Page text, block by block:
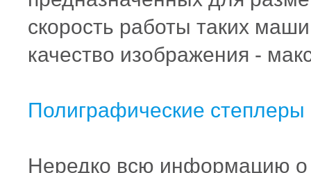
скорость работы таких
качество изображения -
Полиграфические степлеры
Нередко всю информацию о